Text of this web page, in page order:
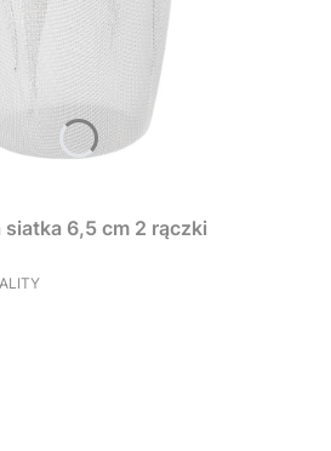
Zaparzacz stalowa siatka 6,5 cm 2 rączki